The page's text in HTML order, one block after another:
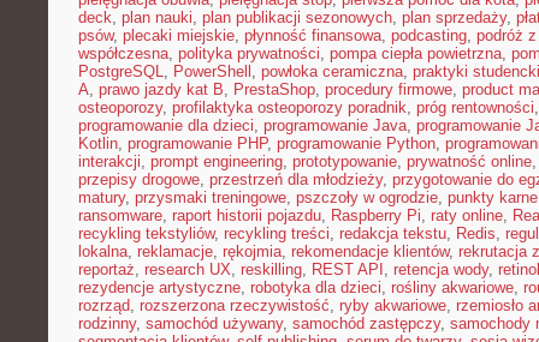
deck, plan nauki, plan publikacji sezonowych, plan sprzedaży,
psów, plecaki miejskie, płynność finansowa, podcasting, podróż
współczesna, polityka prywatności, pompa ciepła powietrzna,
PostgreSQL, PowerShell , powłoka ceramiczna, praktyki
A, prawo jazdy kat B, PrestaShop, procedury firmowe, product
osteoporozy, profilaktyka osteoporozy poradnik, próg rentowności
programowanie dla dzieci, programowanie Java, programowanie
Kotlin, programowanie PHP, programowanie Python,
interakcji, prompt engineering, prototypowanie, prywatność online
przepisy drogowe, przestrzeń dla młodzieży, przygotowanie do
matury, przysmaki treningowe, pszczoły w ogrodzie, punkty karne
ransomware, raport historii pojazdu, Raspberry Pi, raty online,
recykling tekstyliów, recykling treści, redakcja tekstu, Redis,
lokalna, reklamacje, rękojmia, rekomendacje klientów, rekrutacja
reportaż, research UX, reskilling, REST API , retencja wody, retinol
rezydencje artystyczne, robotyka dla dzieci, rośliny akwariowe,
rozrząd, rozszerzona rzeczywistość, ryby akwariowe, rzemiosło
rodzinny, samochód używany, samochód zastępczy, samochody